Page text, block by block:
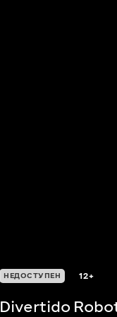
НЕДОСТУПЕН 12+
Divertido